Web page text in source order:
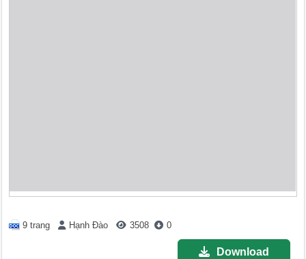
9 trang Hạnh Đào 3508 0
Download